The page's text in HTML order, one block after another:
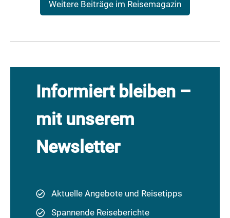
Weitere Beiträge im Reisemagazin
Informiert bleiben –
mit unserem
Newsletter
Aktuelle Angebote und Reisetipps
Spannende Reiseberichte